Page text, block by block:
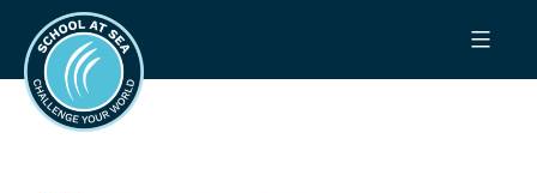
naar
inhoud
School
at
Sea